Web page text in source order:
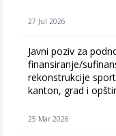
27 Jul 2026
Javni poziv za
finansiranje/
rekonstrukcije
kanton, grad i
25 Mar 2026